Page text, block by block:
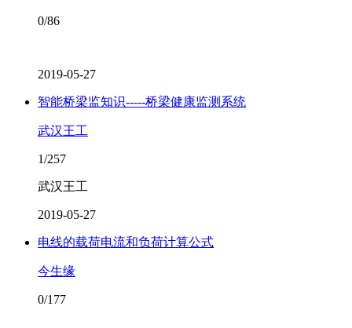
0/86
2019-05-27
智能桥梁监知识-----桥梁健康监测系统
武汉王工
1/257
武汉王工
2019-05-27
电线的载荷电流和负荷计算公式
今生缘
0/177